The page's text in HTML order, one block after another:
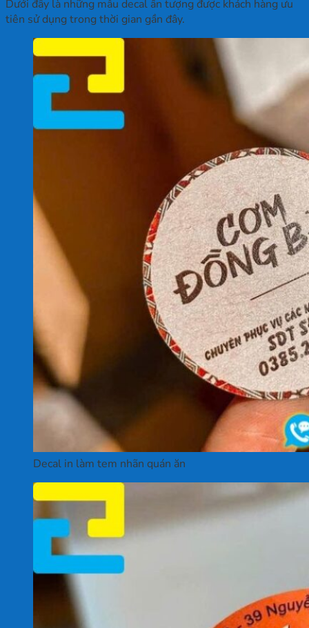
Dưới đây là những mẫu decal ấn tượng được khách hàng ưu
tiên sử dụng trong thời gian gần đây.
Decal in làm tem nhãn quán ăn